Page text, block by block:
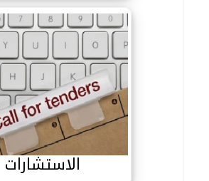
الاستشارات
الاستشارات